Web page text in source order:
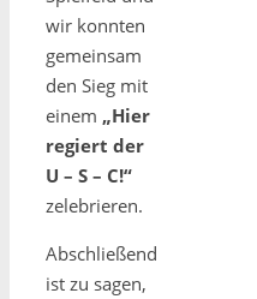
wir konnten
gemeinsam
den Sieg mit
einem „Hier
regiert der
U – S – C!“
zelebrieren.
Abschließend
ist zu sagen,